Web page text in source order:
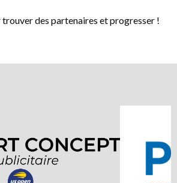
des partenaires et progresser !